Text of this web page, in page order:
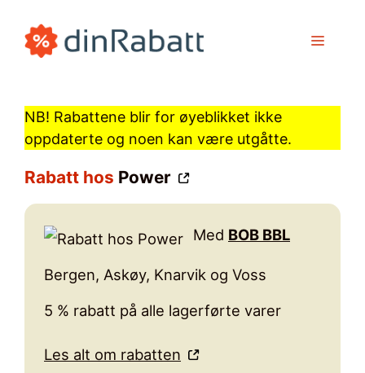
innhold
MENY
NB! Rabattene blir for øyeblikket ikke
oppdaterte og noen kan være utgåtte.
Rabatt hos Power
Med BOB BBL
Bergen, Askøy, Knarvik og Voss
5 % rabatt på alle lagerførte varer
Les alt om rabatten